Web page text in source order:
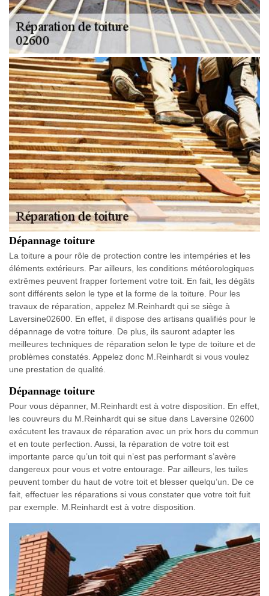
Dépannage toiture
La toiture a pour rôle de protection contre les intempéries et les
éléments extérieurs. Par ailleurs, les conditions météorologiques
extrêmes peuvent frapper fortement votre toit. En fait, les dégâts
sont différents selon le type et la forme de la toiture. Pour les
travaux de réparation, appelez M.Reinhardt qui se siège à
Laversine02600. En effet, il dispose des artisans qualifiés pour le
dépannage de votre toiture. De plus, ils sauront adapter les
meilleures techniques de réparation selon le type de toiture et de
problèmes constatés. Appelez donc M.Reinhardt si vous voulez
une prestation de qualité.
Dépannage toiture
Pour vous dépanner, M.Reinhardt est à votre disposition. En effet,
les couvreurs du M.Reinhardt qui se situe dans Laversine 02600
exécutent les travaux de réparation avec un prix hors du commun
et en toute perfection. Aussi, la réparation de votre toit est
importante parce qu’un toit qui n’est pas performant s’avère
dangereux pour vous et votre entourage. Par ailleurs, les tuiles
peuvent tomber du haut de votre toit et blesser quelqu’un. De ce
fait, effectuer les réparations si vous constater que votre toit fuit
par exemple. M.Reinhardt est à votre disposition.